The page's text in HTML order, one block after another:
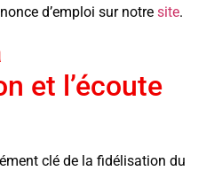
d’emploi sur notre site.
et l’écoute
clé de la fidélisation du